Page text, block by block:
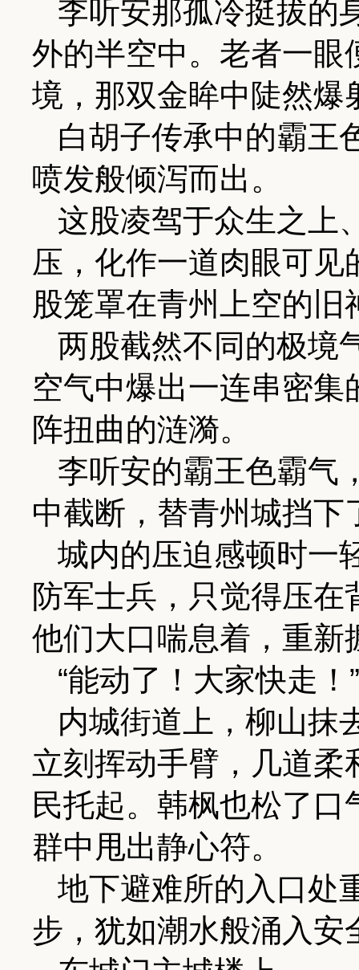
李听安那孤冷挺拔的
外的半空中。老者一眼
境，那双金眸中陡然爆
白胡子传承中的霸王
喷发般倾泻而出。
这股凌驾于众生之上
压，化作一道肉眼可
股笼罩在青州上空的旧
两股截然不同的极境
空气中爆出一连串密
阵扭曲的涟漪。
李听安的霸王色霸气
中截断，替青州城挡下
城内的压迫感顿时一
防军士兵，只觉得压
他们大口喘息着，重新
“能动了！大家快走！”
内城街道上，柳山抹
立刻挥动手臂，几道
民托起。韩枫也松了
群中甩出静心符。
地下避难所的入口处
步，犹如潮水般涌入安